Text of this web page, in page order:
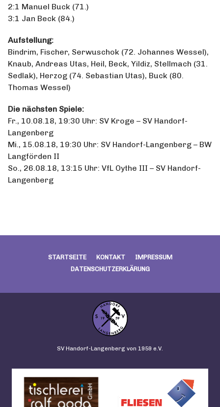
2:1 Manuel Buck (71.)
3:1 Jan Beck (84.)
Aufstellung:
Bindrim, Fischer, Serwuschok (72. Johannes Wessel),
Knaub, Andreas Utas, Heil, Beck, Yildiz, Stellmach (31.
Sedlak), Herzog (74. Sebastian Utas), Buck (80.
Thomas Wessel)
Die nächsten Spiele:
Fr., 10.08.18, 19:30 Uhr: SV Kroge – SV Handorf-
Langenberg
Mi., 15.08.18, 19:30 Uhr: SV Handorf-Langenberg – BW
Langförden II
So., 26.08.18, 13:15 Uhr: VfL Oythe III – SV Handorf-
Langenberg
STARTSEITE KONTAKT
IMPRESSUM
DATENSCHUTZERKLÄRUNG
SV Handorf-Langenberg von 1959 e.V.